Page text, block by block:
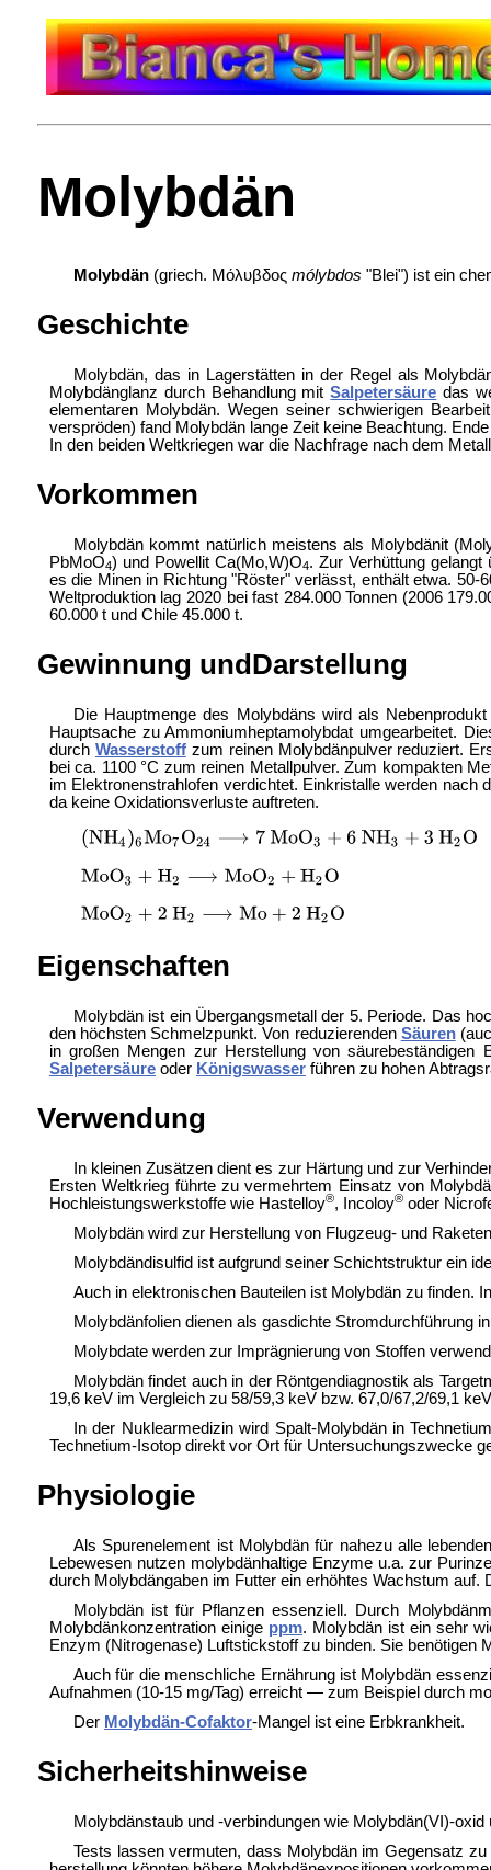
Molybdän
Molybdän(griech. Μόλυβδος mólybdos "Blei") ist ein
Geschichte
Molybdän, das in Lagerstätten in der Regel als
Molybdänglanz durch Behandlung mitSalpetersäure das
elementaren Molybdän. Wegen seiner schwierigen
verspröden) fand Molybdän lange Zeit keine Beachtung.
In den beiden Weltkriegen war die Nachfrage nach dem
Vorkommen
Molybdän kommt natürlich meistens als Molybdänit
PbMoO4) und Powellit Ca(Mo,W)O4. Zur Verhüttung
es die Minen in Richtung "Röster" verlässt, enthält etwa.
Weltproduktion lag 2020 bei fast 284.000 Tonnen (2006
60.000 t und Chile 45.000 t.
Gewinnung undDarstellung
Die Hauptmenge des Molybdäns wird als
Hauptsache zuAmmoniumheptamolybdat umgearbeitet.
durch Wasserstoffzum reinen Molybdänpulver reduziert.
bei ca. 1100 °C zum reinen Metallpulver. Zum kompakten
im Elektronenstrahlofen verdichtet. Einkristalle werden nach
da keine Oxidationsverluste auftreten.
Eigenschaften
Molybdän ist ein Übergangsmetall der 5. Periode. Das
den höchsten Schmelzpunkt. Von reduzierenden Säuren
in großen Mengen zur Herstellung von säurebeständigen
Salpetersäureoder Königswasserführen zu hohen
Verwendung
In kleinen Zusätzen dient es zur Härtung und zur
Ersten Weltkrieg führte zu vermehrtem Einsatz von
Hochleistungswerkstoffe wie Hastelloy®, Incoloy®oder
Molybdän wird zur Herstellung von Flugzeug- und
Molybdändisulfid ist aufgrund seiner Schichtstruktur ein
Auch in elektronischen Bauteilen ist Molybdän zu finden.
Molybdänfolien dienen als gasdichte Stromdurchführung
Molybdate werden zur Imprägnierung von Stoffen
Molybdän findet auch in der Röntgendiagnostik als
19,6 keV im Vergleich zu 58/59,3 keV bzw. 67,0/67,2/69,1
In der Nuklearmedizin wird Spalt-Molybdän in
Technetium-Isotop direkt vor Ort für Untersuchungszwecke
Physiologie
Als Spurenelement ist Molybdän für nahezu alle
Lebewesen nutzen molybdänhaltige Enzyme u.a. zur
durch Molybdängaben im Futter ein erhöhtes Wachstum
Molybdän ist für Pflanzen essenziell. Durch
Molybdänkonzentration einige ppm. Molybdän ist ein sehr
Enzym (Nitrogenase) Luftstickstoff zu binden. Sie
Auch für die menschliche Ernährung ist Molybdän
Aufnahmen (10-15 mg/Tag) erreicht — zum Beispiel durch
Der Molybdän-Cofaktor-Mangel ist eine Erbkrankheit.
Sicherheitshinweise
Molybdänstaub und -verbindungen wie Molybdän(VI)-
Tests lassen vermuten, dass Molybdän im Gegensatz